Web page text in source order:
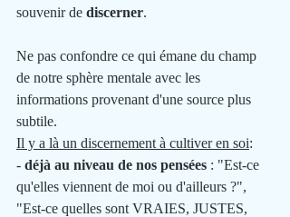
souvenir de discerner.
Ne pas confondre ce qui émane du champ
de notre sphère mentale avec les
informations provenant d'une source plus
subtile.
Il y a là un discernement à cultiver en soi:
- déjà au niveau de nos pensées : "Est-ce
qu'elles viennent de moi ou d'ailleurs ?",
"Est-ce quelles sont VRAIES, JUSTES,